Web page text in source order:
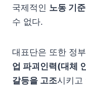
국제적인 노동 기
수 없다.
대표단은 또한 정
업 파괴인력(대체
갈등을 고조시키고